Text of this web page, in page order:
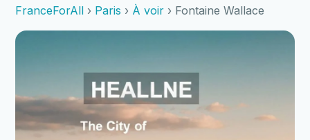
FranceForAll › Paris › À voir › Fontaine Wallace